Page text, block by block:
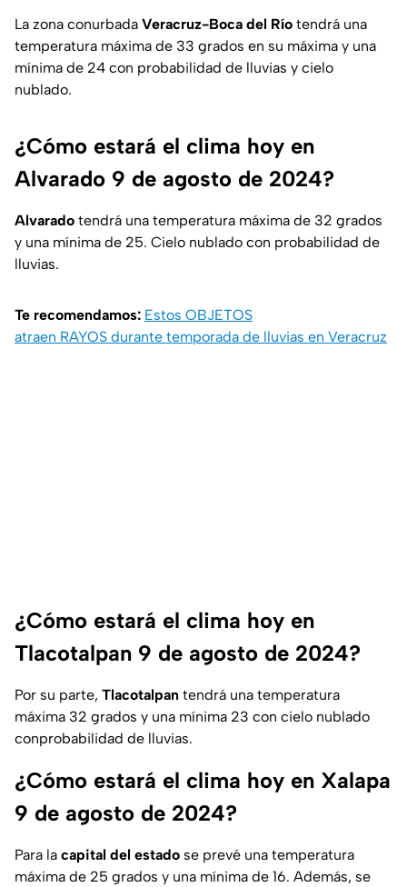
La zona conurbada Veracruz-Boca del Río tendrá una
temperatura máxima de 33 grados en su máxima y una
mínima de 24 con probabilidad de lluvias y cielo
nublado.
¿Cómo estará el clima hoy en
Alvarado 9 de agosto de 2024?
Alvarado tendrá una temperatura máxima de 32 grados
y una mínima de 25. Cielo nublado con probabilidad de
lluvias.
Te recomendamos: Estos OBJETOS
atraen RAYOS durante temporada de lluvias en Veracruz
¿Cómo estará el clima hoy en
Tlacotalpan 9 de agosto de 2024?
Por su parte, Tlacotalpan tendrá una temperatura
máxima 32 grados y una mínima 23 con cielo nublado
conprobabilidad de lluvias.
¿Cómo estará el clima hoy en Xalapa
9 de agosto de 2024?
Para la capital del estado se prevé una temperatura
máxima de 25 grados y una mínima de 16. Además, se